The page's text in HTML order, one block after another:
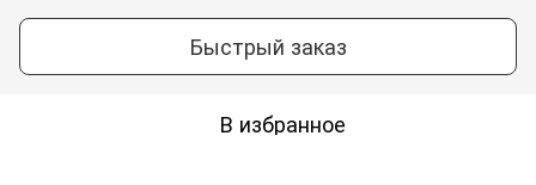
Быстрый заказ
В избранное